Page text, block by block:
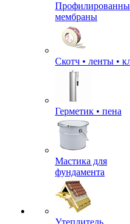
мембраны
Скотч • ленты •
Герметик • пена
Мастика для
фундамента
Утеплитель